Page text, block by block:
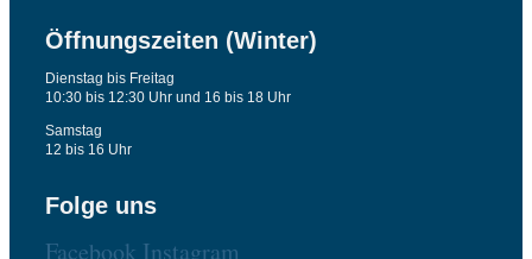
Öffnungszeiten (Winter)
Dienstag bis Freitag
10:30 bis 12:30 Uhr und 16 bis 18 Uhr
Samstag
12 bis 16 Uhr
Folge uns
Facebook Instagram